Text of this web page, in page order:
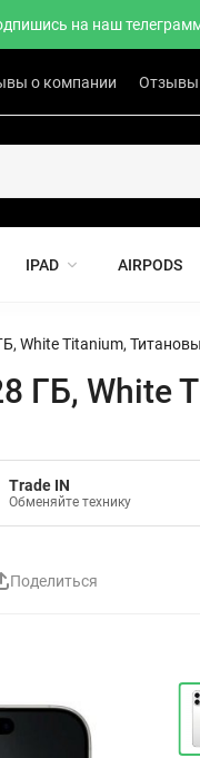
на наш
о компании Отзывы
IPAD AIRPODS
White Titanium,
ГБ,
Trade IN
Обменяйте технику
Поделиться